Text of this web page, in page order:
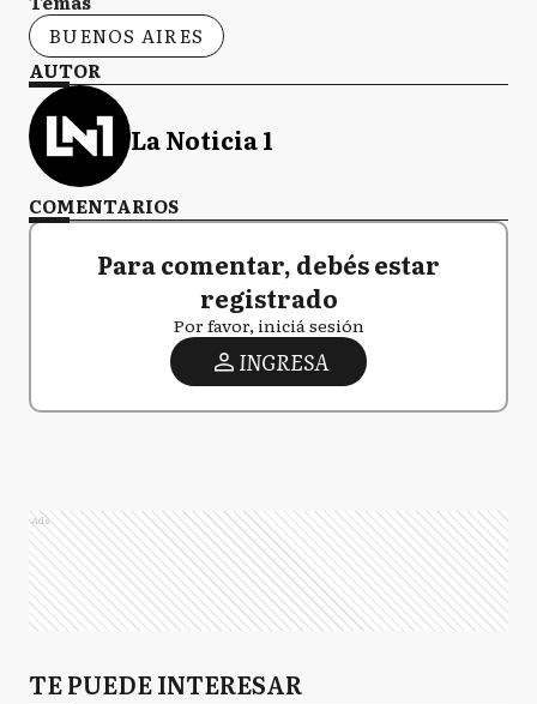
BUENOS AIRES
AUTOR
La Noticia 1
COMENTARIOS
Para comentar, debés estar
registrado
Por favor, iniciá sesión
INGRESA
Ads
TE PUEDE INTERESAR